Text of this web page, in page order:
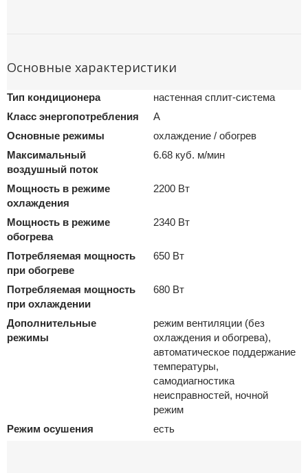
Основные характеристики
Тип кондиционера
настенная сплит-система
Класс энергопотребления
A
Основные режимы
охлаждение / обогрев
Максимальный
воздушный поток
6.68 куб. м/мин
Мощность в режиме
охлаждения
2200 Вт
Мощность в режиме
обогрева
2340 Вт
Потребляемая мощность
при обогреве
650 Вт
Потребляемая мощность
при охлаждении
680 Вт
Дополнительные
режимы
режим вентиляции (без
охлаждения и обогрева),
автоматическое поддержание
температуры,
самодиагностика
неисправностей, ночной
режим
Режим осушения
есть